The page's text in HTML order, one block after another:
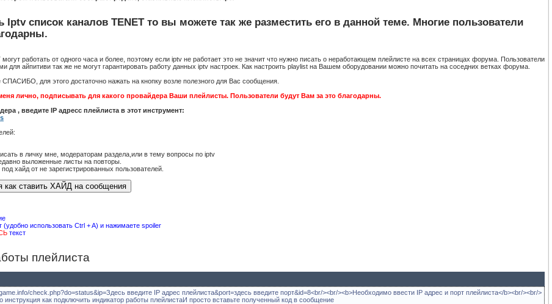
Iptv список каналов TENET то вы можете так же разместить его в данной теме. Многие пользователи
работать от одного часа и более, поэтому если iptv не работает это не значит что нужно писать о неработающем плейлисте на всех страницах форума. Пользователи
для айпитиви так же не могут гарантировать работу данных iptv настроек. Как настроить playlist на Вашем оборудовании можно почитать на соседних ветках форума.
для этого достаточно нажать на кнопку возле полезного для Вас сообщения.
лично, подписывать для какого провайдера Ваши плейлисты. Пользователи будут Вам за это благодарны.
, введите IP адресс плейлиста в этот инструмент:
в личку мне, модераторам раздела,или в тему вопросы по iptv
выложенные листы на повторы.
хайд от не зарегистрированных пользователей.
(удобно использовать Ctrl + A) и нажимаете spoiler
текст
плейлиста
check.php?do=status&ip=Здесь введите IP адрес плейлиста&port=здесь введите порт&id=8<br/><br/><b>Необходимо ввести IP адрес и порт плейлиста</b><br/><br/>
инструкция как подключить индикатор работы плейлистаИ просто вставьте полученный код в сообщение